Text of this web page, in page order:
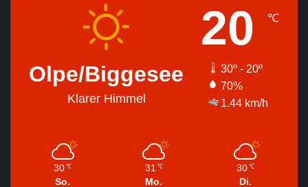
Olpe/Biggesee
Klarer Himmel
20 ℃
30º - 20º
70%
1.44 km/h
30 ℃
So.
31 ℃
Mo.
30 ℃
Di.